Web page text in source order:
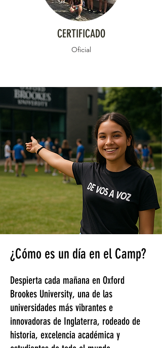
CERTIFICADO
Oficial
¿Cómo es un día en el Camp?
Despierta cada mañana en Oxford
Brookes University, una de las
universidades más vibrantes e
innovadoras de Inglaterra, rodeado de
historia, excelencia académica y